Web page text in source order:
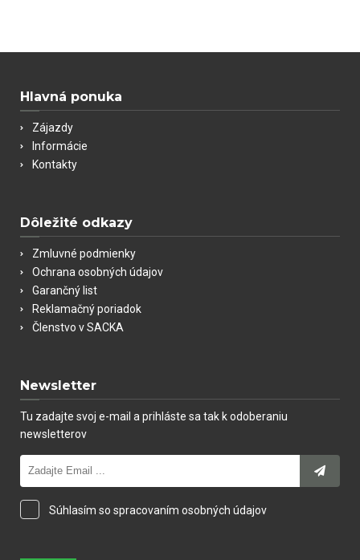
Hlavná ponuka
Zájazdy
Informácie
Kontakty
Dôležité odkazy
Zmluvné podmienky
Ochrana osobných údajov
Garančný list
Reklamačný poriadok
Členstvo v SACKA
Newsletter
Tu zadajte svoj e-mail a prihláste sa tak k odoberaniu
newsletterov
Súhlasím so spracovaním osobných údajov